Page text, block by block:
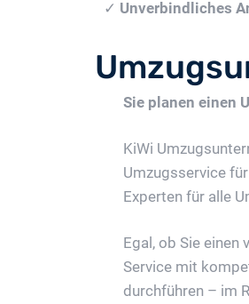
✓ Unverbindliches
Sie planen einen
KiWi
Umzugsservice
Experten für alle
Egal, ob Sie
Service mit
durchführen – im